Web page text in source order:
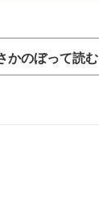
かのぼって読む